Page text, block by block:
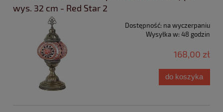
wys. 32 cm - Red Star 2
Dostępność: na wyczerpaniu
Wysyłka w: 48 godzin
168,00 zł
do koszyka